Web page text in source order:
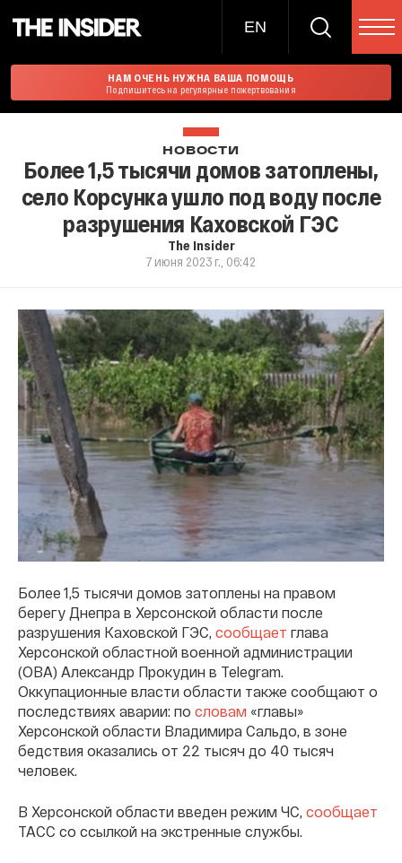
EN
НАМ ОЧЕНЬ НУЖНА ВАША ПОМОЩЬ
Подпишитесь на регулярные пожертвования
НОВОСТИ
Более 1,5 тысячи домов затоплены,
село Корсунка ушло под воду после
разрушения Каховской ГЭС
The Insider
7 июня 2023 г., 06:42
Более 1,5 тысячи домов затоплены на правом
берегу Днепра в Херсонской области после
разрушения Каховской ГЭС, сообщает глава
Херсонской областной военной администрации
(ОВА) Александр Прокудин в Telegram.
Оккупационные власти области также сообщают о
последствиях аварии: по словам «главы»
Херсонской области Владимира Сальдо, в зоне
бедствия оказались от 22 тысяч до 40 тысяч
человек.
В Херсонской области введен режим ЧС, сообщает
ТАСС со ссылкой на экстренные службы.